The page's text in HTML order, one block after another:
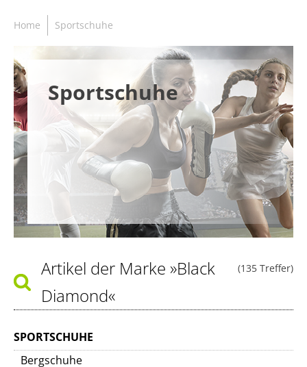
Home Sportschuhe
Sportschuhe
(135 Treffer)
Artikel der Marke »Black
Diamond«
SPORTSCHUHE
Bergschuhe